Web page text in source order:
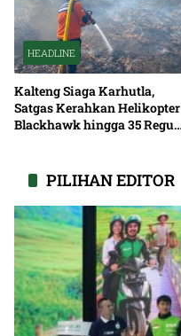
HEADLINE
Kalteng Siaga Karhutla,
Satgas Kerahkan Helikopter
Blackhawk hingga 35 Regu
PILIHAN EDITOR